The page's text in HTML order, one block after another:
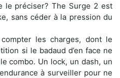
le préciser? The Surge 2 est
sans céder à la pression du
les charges, dont le
si le badaud d’en face ne
combo. Un lock, un dash, un
à surveiller pour ne